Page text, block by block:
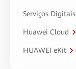
Serviços Digitais
Huawei Cloud
HUAWEI eKit